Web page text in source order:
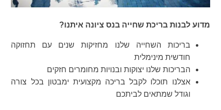
מדוע לבנות בריכת שחייה בנס ציונה איתנו?
בריכות השחייה שלנו מחזיקות שנים עם תחזוקה
חודשית מינימלית
הבריכות שלנו יצוקות ובנויות מחומרים חזקים
אצלנו תוכלו לקבל בריכה מקצועית ימבטון בכל צורה
וגודל שמתאים לביתכם